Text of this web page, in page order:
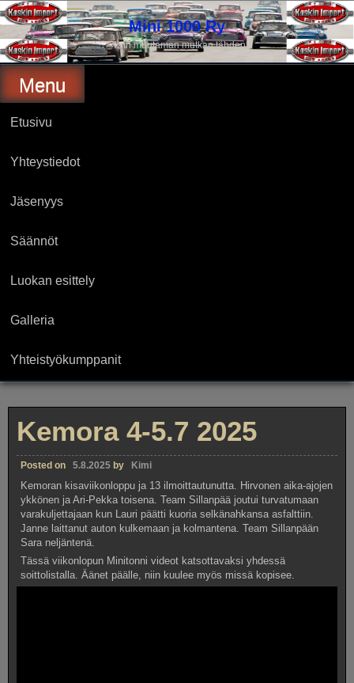
Skip
to
content
Mini 1000 Ry
Vain muutaman mutkan tähden
Menu
Etusivu
Yhteystiedot
Jäsenyys
Säännöt
Luokan esittely
Galleria
Yhteistyökumppanit
Kemora 4-5.7 2025
Posted on 5.8.2025 by Kimi
Kemoran kisaviikonloppu ja 13 ilmoittautunutta. Hirvonen aika-ajojen
ykkönen ja Ari-Pekka toisena. Team Sillanpää joutui turvatumaan
varakuljettajaan kun Lauri päätti kuoria selkänahkansa asfalttiin.
Janne laittanut auton kulkemaan ja kolmantena. Team Sillanpään
Sara neljäntenä.
Tässä viikonlopun Minitonni videot katsottavaksi yhdessä
soittolistalla. Äänet päälle, niin kuulee myös missä kopisee.